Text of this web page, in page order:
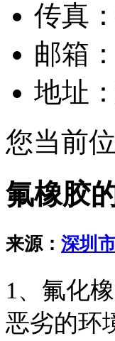
传真
邮箱
地址
您当前
氟橡胶
来源： 深圳
1、氟化
恶劣的环